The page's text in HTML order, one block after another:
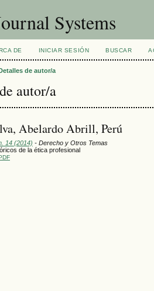
Systems
DE INICIAR SESIÓN BUSCAR
de autor/a
autor/a
Abelardo Abrill, Perú
14 (2014) - Derecho y Otros Temas
de la ética profesional